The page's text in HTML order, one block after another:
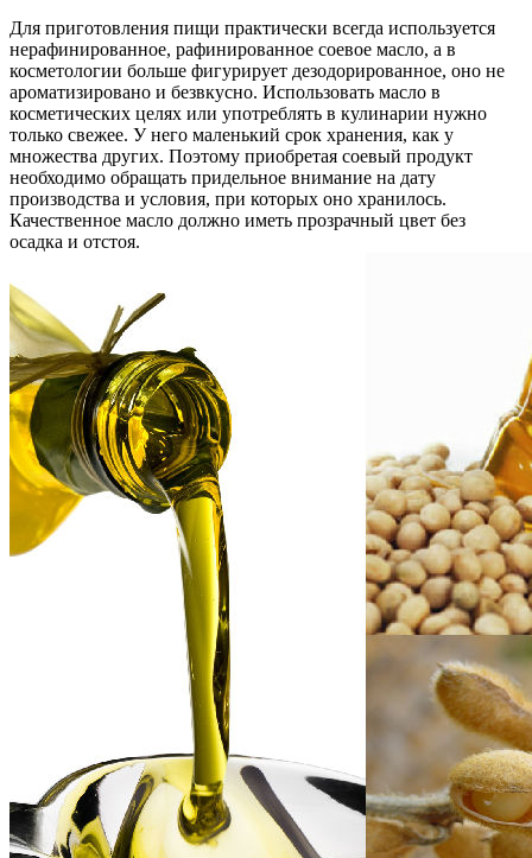
Для приготовления пищи практически всегда используется
нерафинированное, рафинированное соевое масло, а в
косметологии больше фигурирует дезодорированное, оно не
ароматизировано и безвкусно. Использовать масло в
косметических целях или употреблять в кулинарии нужно
только свежее. У него маленький срок хранения, как у
множества других. Поэтому приобретая соевый продукт
необходимо обращать придельное внимание на дату
производства и условия, при которых оно хранилось.
Качественное масло должно иметь прозрачный цвет без
осадка и отстоя.